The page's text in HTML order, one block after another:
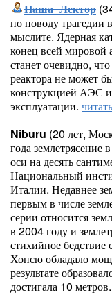
Паша_Лектор
по поводу
мыслите. Ядерная
конец всей мировой
станет очевидно,
реактора не может
конструкцией АЭС
эксплуатации.
Niburu (20 лет,
года
оси на десять
Национальный
Италии. Недавнее
первым в числе
серии относится
в 2004 году и
стихийное бедствие
Хонсю обладало
результате
достигала 10 метров.